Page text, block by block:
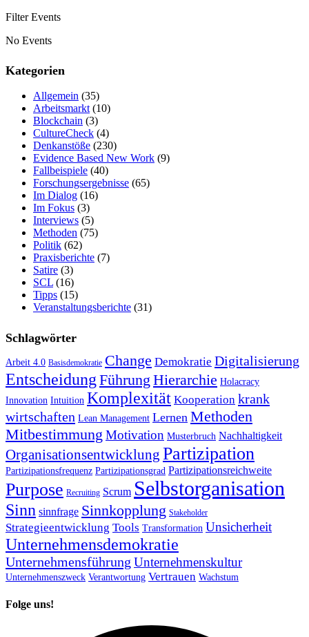
Filter Events
No Events
Kategorien
Allgemein (35)
Arbeitsmarkt(10)
Blockchain (3)
CultureCheck (4)
Denkanstöße (230)
Evidence Based New Work (9)
Fallbeispiele (40)
Forschungsergebnisse (65)
Im Dialog (16)
Im Fokus (3)
Interviews (5)
Methoden (75)
Politik (62)
Praxisberichte (7)
Satire (3)
SCL (16)
Tipps (15)
Veranstaltungsberichte (31)
Schlagwörter
Arbeit 4.0 Basisdemokratie Change Demokratie Digitalisierung
Entscheidung Führung Hierarchie Holacracy
Innovation Intuition Komplexität Kooperation krank
wirtschaften Lean Management Lernen Methoden
Mitbestimmung Motivation Musterbruch Nachhaltigkeit
Organisationsentwicklung Partizipation
Partizipationsfrequenz Partizipationsgrad Partizipationsreichweite
Purpose Recruiting Scrum Selbstorganisation
Sinn sinnfrage Sinnkopplung Stakeholder
Strategieentwicklung Tools Transformation Unsicherheit
Unternehmensdemokratie
Unternehmensführung Unternehmenskultur
Unternehmenszweck Verantwortung Vertrauen Wachstum
Folge uns!